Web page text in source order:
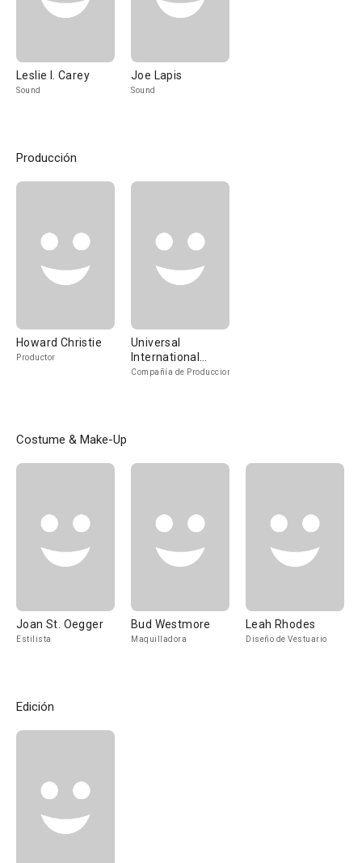
Leslie I. Carey
Sound
Joe Lapis
Sound
Producción
Howard Christie
Productor
Universal
International
Pictures
Compañía de Produccion
Costume & Make-Up
Joan St. Oegger
Estilista
Bud Westmore
Maquilladora
Leah Rhodes
Diseño de Vestuario
Edición